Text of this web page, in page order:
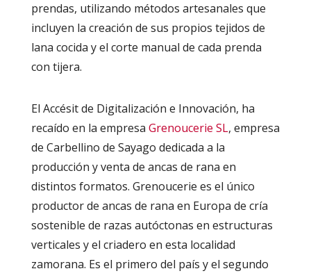
prendas, utilizando métodos artesanales que
incluyen la creación de sus propios tejidos de
lana cocida y el corte manual de cada prenda
con tijera.
El Accésit de Digitalización e Innovación, ha
recaído en la empresa Grenoucerie SL, empresa
de Carbellino de Sayago dedicada a la
producción y venta de ancas de rana en
distintos formatos. Grenoucerie es el único
productor de ancas de rana en Europa de cría
sostenible de razas autóctonas en estructuras
verticales y el criadero en esta localidad
zamorana. Es el primero del país y el segundo